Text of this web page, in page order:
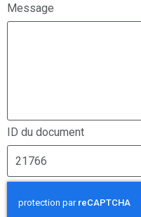
Message
ID du document